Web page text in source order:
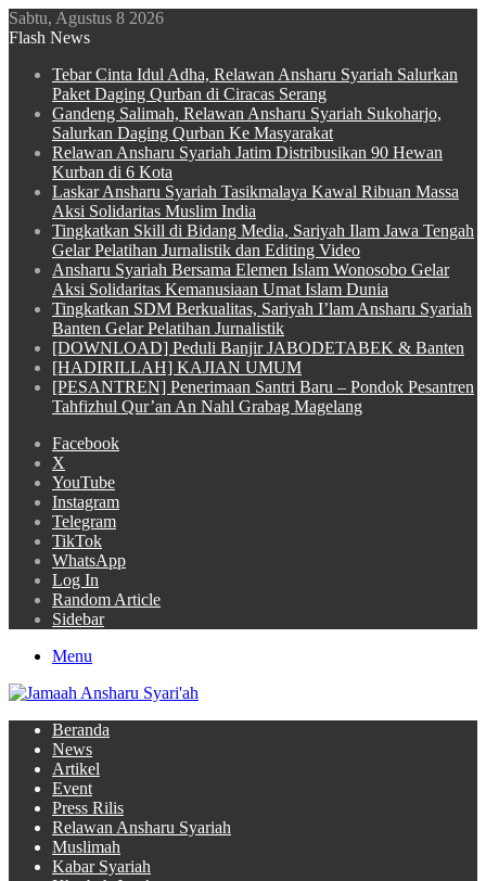
Sabtu, Agustus 8 2026
Flash News
Tebar Cinta Idul Adha, Relawan Ansharu Syariah Salurkan
Paket Daging Qurban di Ciracas Serang
Gandeng Salimah, Relawan Ansharu Syariah Sukoharjo,
Salurkan Daging Qurban Ke Masyarakat
Relawan Ansharu Syariah Jatim Distribusikan 90 Hewan
Kurban di 6 Kota
Laskar Ansharu Syariah Tasikmalaya Kawal Ribuan Massa
Aksi Solidaritas Muslim India
Tingkatkan Skill di Bidang Media, Sariyah Ilam Jawa Tengah
Gelar Pelatihan Jurnalistik dan Editing Video
Ansharu Syariah Bersama Elemen Islam Wonosobo Gelar
Aksi Solidaritas Kemanusiaan Umat Islam Dunia
Tingkatkan SDM Berkualitas, Sariyah I’lam Ansharu Syariah
Banten Gelar Pelatihan Jurnalistik
[DOWNLOAD] Peduli Banjir JABODETABEK & Banten
[HADIRILLAH] KAJIAN UMUM
[PESANTREN] Penerimaan Santri Baru – Pondok Pesantren
Tahfizhul Qur’an An Nahl Grabag Magelang
Facebook
X
YouTube
Instagram
Telegram
TikTok
WhatsApp
Log In
Random Article
Sidebar
Menu
Beranda
News
Artikel
Event
Press Rilis
Relawan Ansharu Syariah
Muslimah
Kabar Syariah